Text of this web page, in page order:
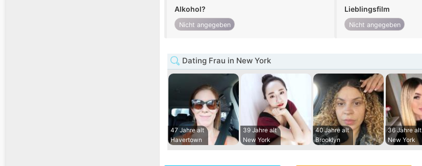
Alkohol?
Nicht angegeben
Lieblingsfilm
Nicht angegeben
Dating Frau in New York
47 Jahre alt
Havertown
39 Jahre alt
New York
40 Jahre alt
Brooklyn
36 Jahre alt
New York